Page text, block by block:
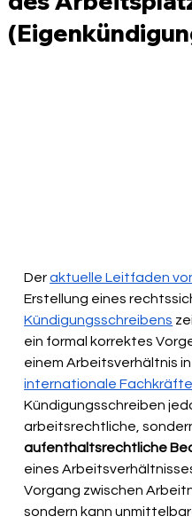
Der aktuelle Leitfaden
Erstellung eines
Kündigungsschreibens
ein formal korrektes
einem Arbeitsverhältnis
internationale Fachkräfte
Kündigungsschreiben
arbeitsrechtliche,
aufenthaltsrechtliche
eines
Vorgang zwischen
sondern kann